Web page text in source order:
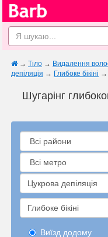
→ Тіло → Видалення
депіляція → Глибоке бікіні →
Шугарінг
Цукрова депіляція
Глибоке бікіні
Виїзд додому